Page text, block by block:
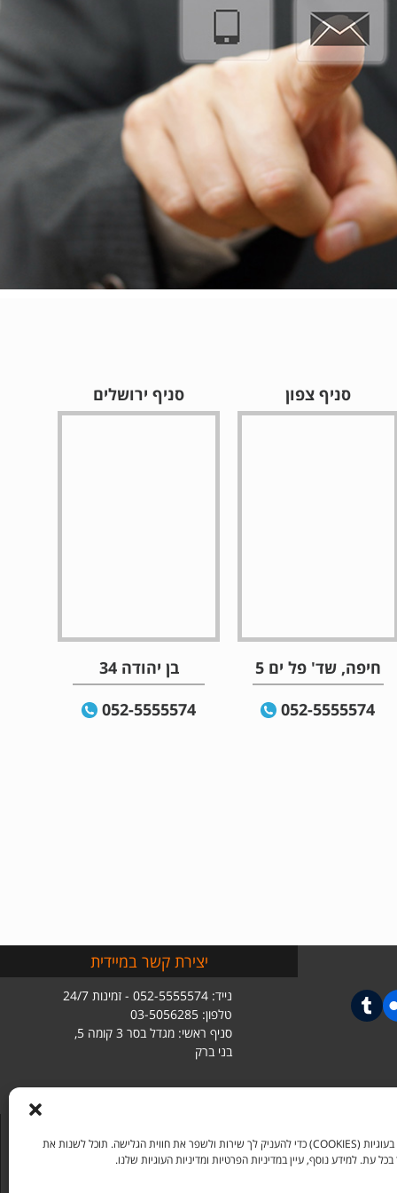
אנו משתמשים בעוגיות (COOKIES) כדי להעניק לך שירות ולשפר את חווית הגלישה. תוכל לשנות את
עת. למידע נוסף, עיין במדיניות הפרטיות ומדיניות העוגיות שלנו.
סניף צפון
חיפה, שד' פל ים 5
052-5555574
סניף ירושלים
בן יהודה 34
052-5555574
יצירת קשר במיידית
נייד: 052-5555574 - זמינות 24/7
טלפון: 03-5056285
סניף ראשי: מגדל בסר 3 קומה 5,
בני ברק